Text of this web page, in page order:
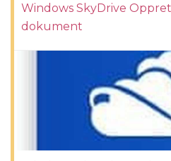
Windows SkyDrive
dokument